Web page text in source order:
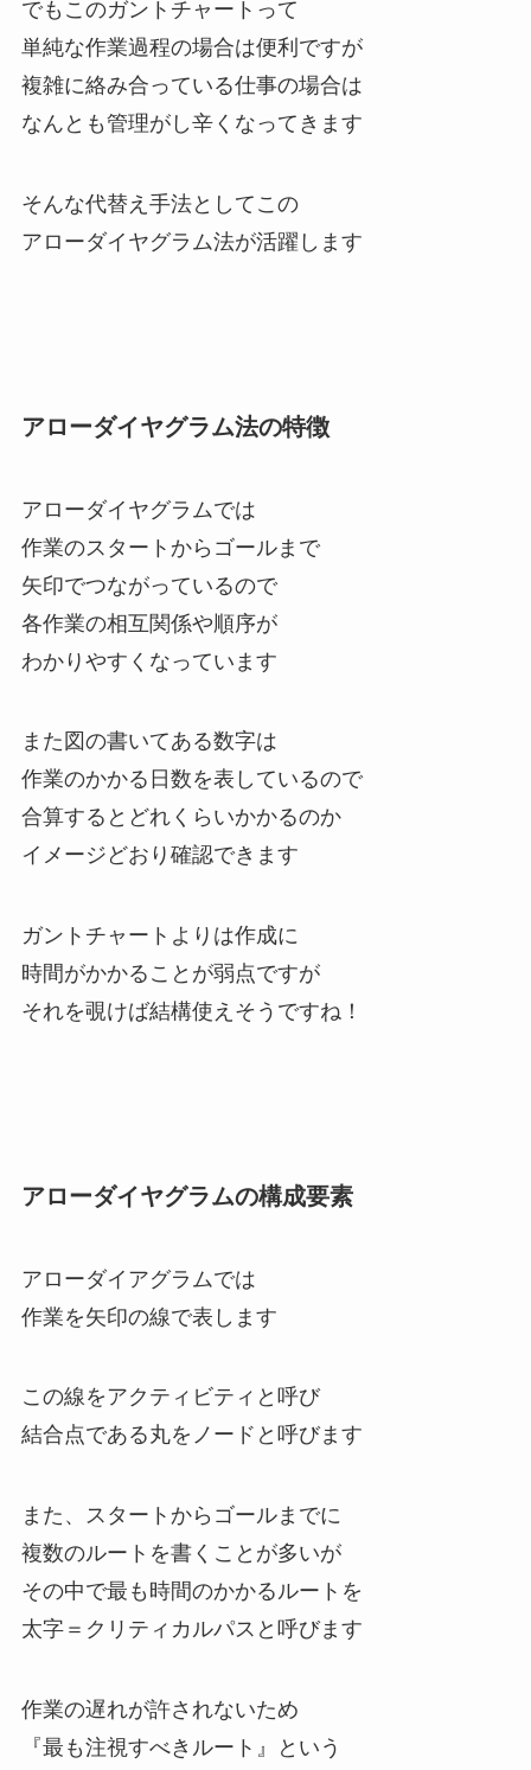
でもこのガントチャートって
単純な作業過程の場合は便利ですが
複雑に絡み合っている仕事の場合は
なんとも管理がし辛くなってきます
そんな代替え手法としてこの
アローダイヤグラム法が活躍します
アローダイヤグラム法の特徴
アローダイヤグラムでは
作業のスタートからゴールまで
矢印でつながっているので
各作業の相互関係や順序が
わかりやすくなっています
また図の書いてある数字は
作業のかかる日数を表しているので
合算するとどれくらいかかるのか
イメージどおり確認できます
ガントチャートよりは作成に
時間がかかることが弱点ですが
それを覗けば結構使えそうですね！
アローダイヤグラムの構成要素
アローダイアグラムでは
作業を矢印の線で表します
この線をアクティビティと呼び
結合点である丸をノードと呼びます
また、スタートからゴールまでに
複数のルートを書くことが多いが
その中で最も時間のかかるルートを
太字＝クリティカルパスと呼びます
作業の遅れが許されないため
『最も注視すべきルート』という